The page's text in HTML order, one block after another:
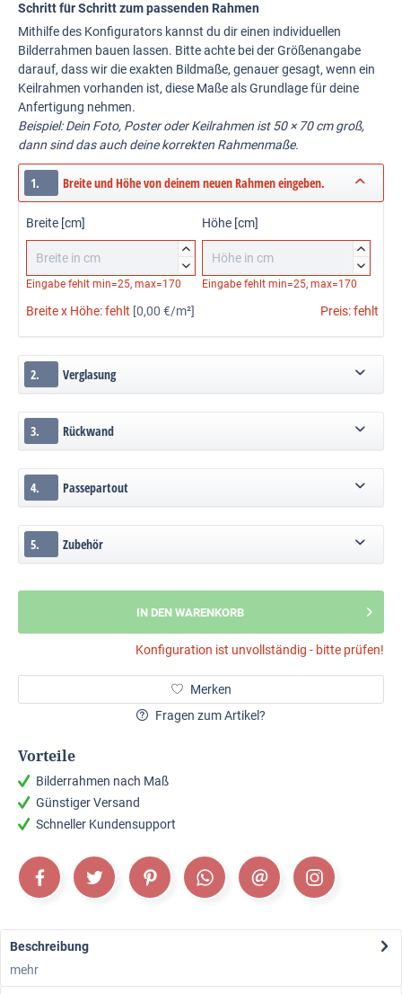
Schritt für Schritt zum passenden Rahmen
Mithilfe des Konfigurators kannst du dir einen individuellen
Bilderrahmen bauen lassen. Bitte achte bei der Größenangabe
darauf, dass wir die exakten Bildmaße, genauer gesagt, wenn ein
Keilrahmen vorhanden ist, diese Maße als Grundlage für deine
Anfertigung nehmen.
Beispiel: Dein Foto, Poster oder Keilrahmen ist 50 × 70 cm groß,
dann sind das auch deine korrekten Rahmenmaße.
1. Breite und Höhe von deinem neuen Rahmen eingeben.
Breite [cm]


Höhe [cm]


Eingabe fehlt min=25, max=170 Eingabe fehlt min=25, max=170
Breite x Höhe:fehlt [0,00 €/m²] Preis:fehlt
2. Verglasung
3. Rückwand
4. Passepartout
5. Zubehör
IN DEN WARENKORB
Konfiguration ist unvollständig - bitte prüfen!
Merken
Fragen zum Artikel?
Vorteile
Bilderrahmen nach Maß
Günstiger Versand
Schneller Kundensupport
Beschreibung
mehr